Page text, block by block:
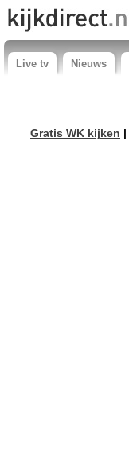
Live tv Nieuws
Gratis WK kijken |